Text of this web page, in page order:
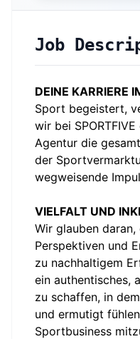
Job
DEINE KARRIERE
Sport begeistert,
wir bei
Agentur die
der
wegweisende
VIELFALT UND
Wir glauben
Perspektiven und
zu nachhaltigem
ein authentisches,
zu schaffen, in
und ermutigt
Sportbusiness